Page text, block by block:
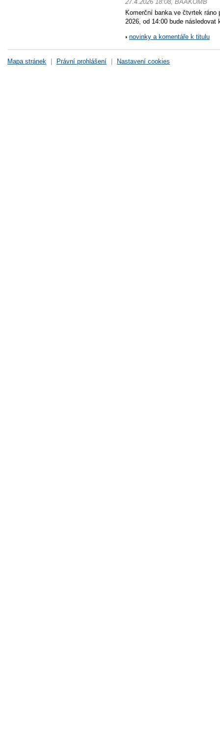
27.4.2026 18:08, BAAKOMB
Komerční banka ve čtvrtek
2026, od 14:00 bude následovat
novinky a komentáře k titulu
Mapa stránek Právní prohlášení Nastavení cookies